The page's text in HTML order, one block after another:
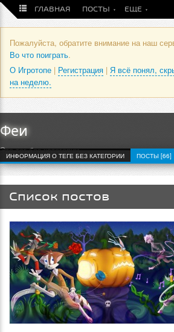
ГЛАВНАЯ ПОСТЫ ЕЩЕ
Пожалуйста, обратите внимание на наш
Во что поиграть.
О Игротопе | Регистрация | Я всё понял,
на неделю.
Феи
Это тег без категории
ИНФОРМАЦИЯ О ТЕГЕ БЕЗ КАТЕГОРИИ ПОСТЫ [66]
Список постов